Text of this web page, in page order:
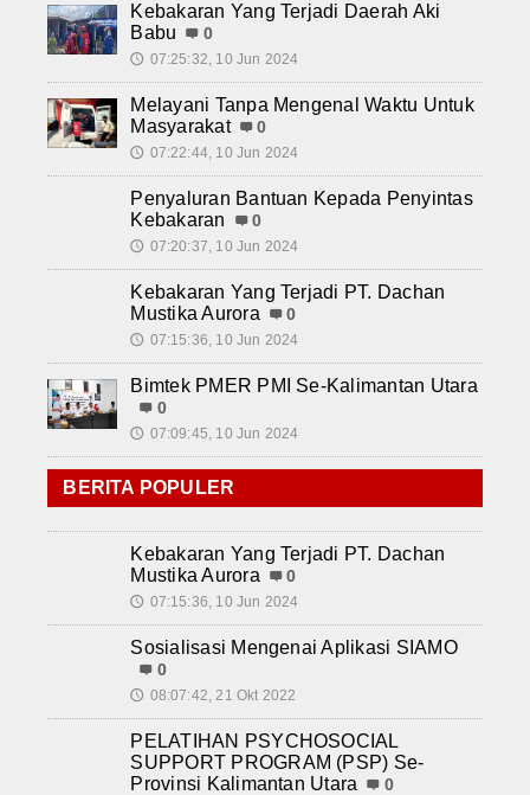
Kebakaran Yang Terjadi Daerah Aki
Babu
0
🕔 07:25:32, 10 Jun 2024
Melayani Tanpa Mengenal Waktu Untuk
Masyarakat
0
🕔 07:22:44, 10 Jun 2024
Penyaluran Bantuan Kepada Penyintas
Kebakaran
0
🕔 07:20:37, 10 Jun 2024
Kebakaran Yang Terjadi PT. Dachan
Mustika Aurora
0
🕔 07:15:36, 10 Jun 2024
Bimtek PMER PMI Se-Kalimantan Utara
0
🕔 07:09:45, 10 Jun 2024
BERITA POPULER
Kebakaran Yang Terjadi PT. Dachan
Mustika Aurora
0
🕔 07:15:36, 10 Jun 2024
Sosialisasi Mengenai Aplikasi SIAMO
0
🕔 08:07:42, 21 Okt 2022
PELATIHAN PSYCHOSOCIAL
SUPPORT PROGRAM (PSP) Se-
Provinsi Kalimantan Utara
0